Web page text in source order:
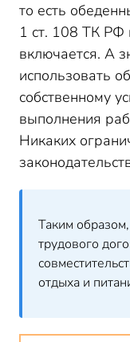
то есть
1 ст. 108 ТК РФ
включается. А
использовать
собственному
выполнения
Никаких
Таким
трудового
отдыха и